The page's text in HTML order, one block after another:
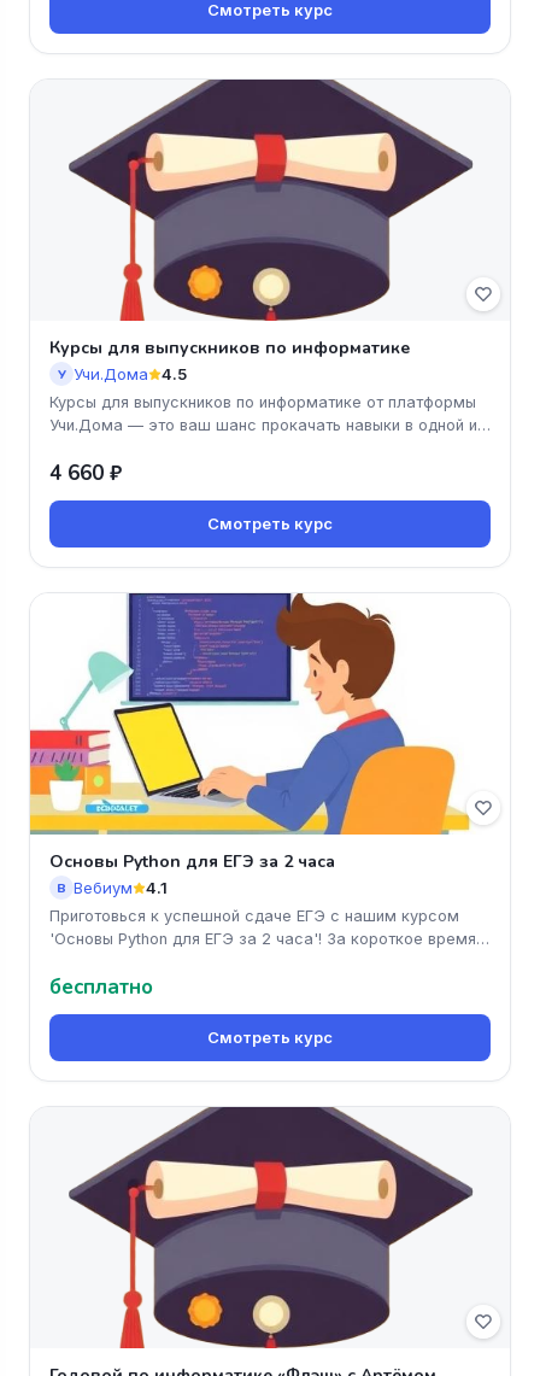
Смотреть курс
Курсы для выпускников по информатике
У Учи.Дома 4.5
Курсы для выпускников по информатике от платформы
Учи.Дома — это ваш шанс прокачать навыки в одной из
4 660 ₽
Смотреть курс
Основы Python для ЕГЭ за 2 часа
В Вебиум 4.1
Приготовься к успешной сдаче ЕГЭ с нашим курсом
'Основы Python для ЕГЭ за 2 часа'! За короткое время
бесплатно
Смотреть курс